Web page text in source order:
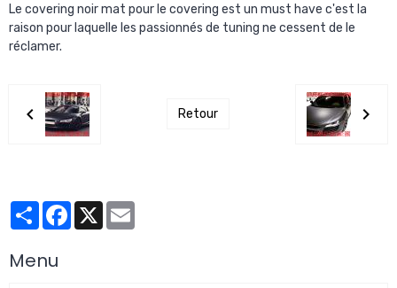
Le covering noir mat pour le covering est un must have c'est la
raison pour laquelle les passionnés de tuning ne cessent de le
réclamer.
Retour
PartagerFacebook
X
Menu